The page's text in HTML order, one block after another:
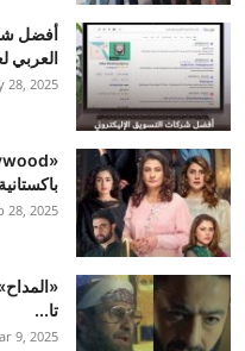
أفضل
العربي
28, 2025
باكستانية و2
28, 2025
تا...
9, 2025